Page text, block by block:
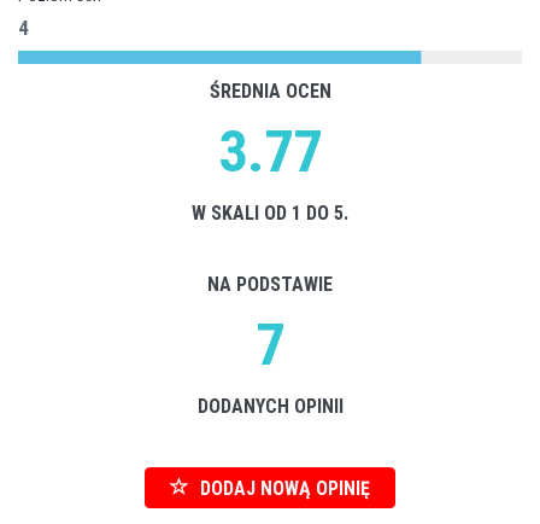
4
ŚREDNIA OCEN
3.77
W SKALI OD 1 DO 5.
NA PODSTAWIE
7
DODANYCH OPINII
DODAJ NOWĄ OPINIĘ